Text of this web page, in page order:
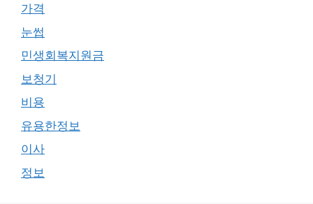
가격
눈썹
민생회복지원금
보청기
비용
유용한정보
이사
정보